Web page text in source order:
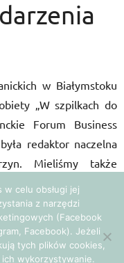
w Białymstoku
„W szpilkach do
Forum Business
redaktor naczelna
Mieliśmy także
Żak i Elżbiety
mody Cymbeline i
profesjonalną
Sass (Anna Sass
celu obsługi jej
z narzędzi
(Facebook
Facebook). Jeżeli
tych plików cookies,
wykorzystywanie.